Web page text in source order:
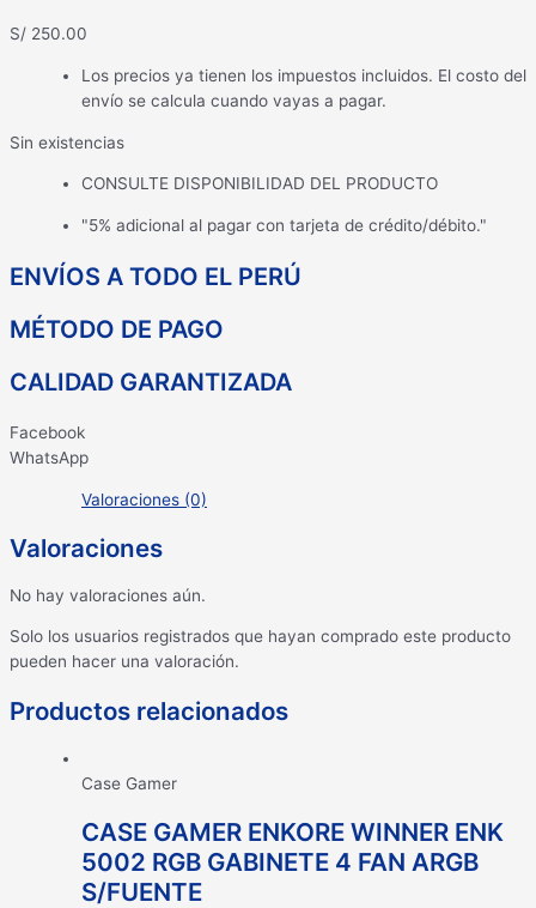
S/ 250.00
Los precios ya tienen los impuestos incluidos. El costo del
envío se calcula cuando vayas a pagar.
Sin existencias
CONSULTE DISPONIBILIDAD DEL PRODUCTO
"5% adicional al pagar con tarjeta de crédito/débito."
ENVÍOS A TODO EL PERÚ
MÉTODO DE PAGO
CALIDAD GARANTIZADA
Facebook
WhatsApp
Valoraciones (0)
Valoraciones
No hay valoraciones aún.
Solo los usuarios registrados que hayan comprado este producto
pueden hacer una valoración.
Productos relacionados
Case Gamer
CASE GAMER ENKORE WINNER ENK
5002 RGB GABINETE 4 FAN ARGB
S/FUENTE